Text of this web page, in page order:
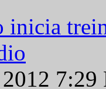
inicia